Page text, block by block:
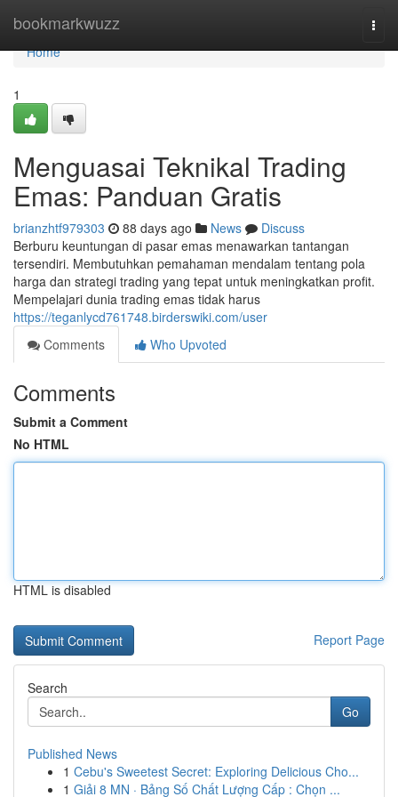
bookmarkwuzz
Home
Home
1
Menguasai Teknikal Trading
Emas: Panduan Gratis
brianzhtf979303 88 days ago News
Discuss
Berburu keuntungan di pasar emas menawarkan tantangan
tersendiri. Membutuhkan pemahaman mendalam tentang pola
harga dan strategi trading yang tepat untuk meningkatkan profit.
Mempelajari dunia trading emas tidak harus
https://teganlycd761748.birderswiki.com/user
Comments
Who Upvoted
Comments
Submit a Comment
No HTML
HTML is disabled
Report Page
Search
Go
Published News
1 Cebu's Sweetest Secret: Exploring Delicious Cho...
1 Giải 8 MN · Bảng Số Chất Lượng Cấp : Chọn ...